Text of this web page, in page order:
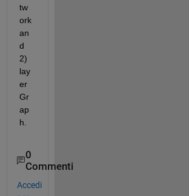
tw
ork
an
d
2)
lay
er
Gr
ap
h.
0
Commenti
Accedi